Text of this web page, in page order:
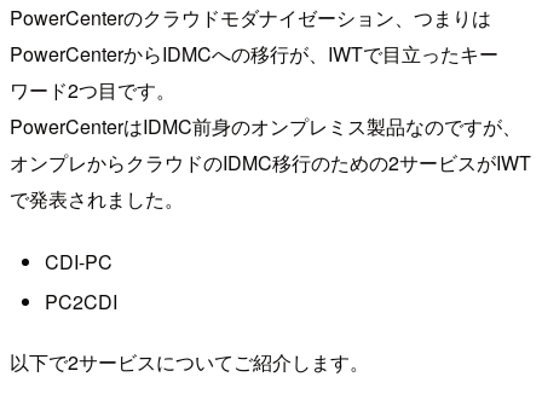
PowerCenterのクラウドモダナイゼーション、つまりは
PowerCenterからIDMCへの移行が、IWTで目立ったキー
ワード2つ目です。
PowerCenterはIDMC前身のオンプレミス製品なのですが、
オンプレからクラウドのIDMC移行のための2サービスがIWT
で発表されました。
CDI-PC
PC2CDI
以下で2サービスについてご紹介します。